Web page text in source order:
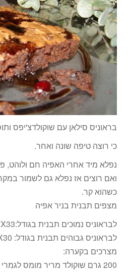
בראוניס סילאן עם שוקולדצ'יפס
כי רוצה טיפה שונה ואחר.
נפלא מיד אחרי האפיה חם ולוהט,
ואם רוצים אז נפלא גם לשמור
כשהוא קר.
מצפים תבנית בניר אפיה
לבראוניס נמוכים תבנית בגודל:27X33
לבראוניס גבוהים תבנית בגודל: 20X30
מצרכים בקערה:
200 גרם שוקולד מריר מומס לגמרי